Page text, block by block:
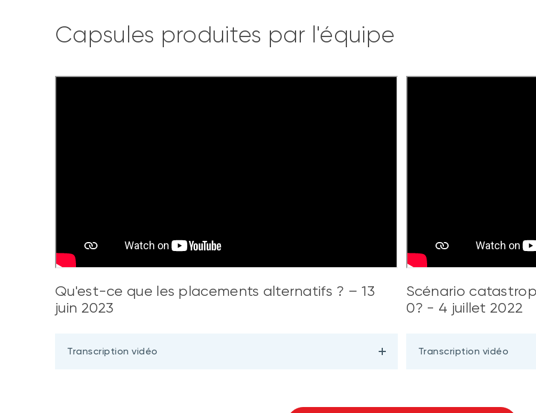
Capsules produites par l'équipe
Qu'est-ce que les placements alternatifs ? – 13
juin 2023
Transcription vidéo
Scénario
0? - 4 juillet 2022
Transcription vidéo